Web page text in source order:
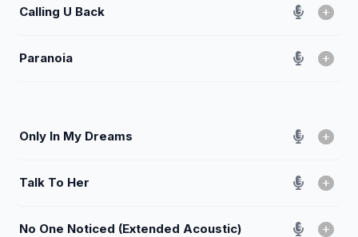
Calling U Back
Paranoia
Only In My Dreams
Talk To Her
No One Noticed (Extended Acoustic)